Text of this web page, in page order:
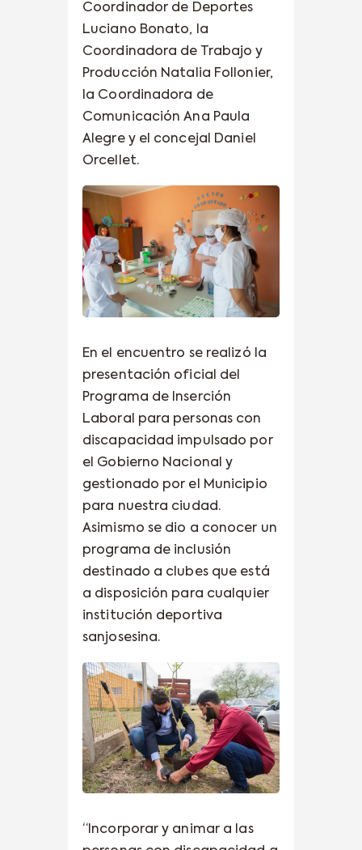
Coordinador de Deportes
Luciano Bonato, la
Coordinadora de Trabajo y
Producción Natalia Follonier,
la Coordinadora de
Comunicación Ana Paula
Alegre y el concejal Daniel
Orcellet.
En el encuentro se realizó la
presentación oficial del
Programa de Inserción
Laboral para personas con
discapacidad impulsado por
el Gobierno Nacional y
gestionado por el Municipio
para nuestra ciudad.
Asimismo se dio a conocer un
programa de inclusión
destinado a clubes que está
a disposición para cualquier
institución deportiva
sanjosesina.
“Incorporar y animar a las